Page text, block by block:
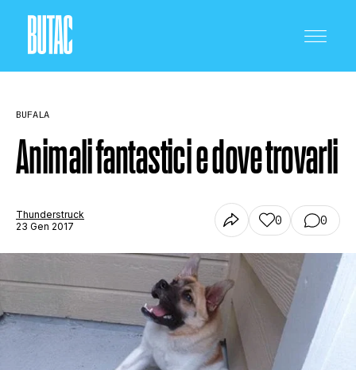
SCIENZA E TECNOLOGIA
SALUTE E MEDICINA
BUFALA
Animali fantastici e dove trovarli
Thunderstruck
23 Gen 2017
0 0